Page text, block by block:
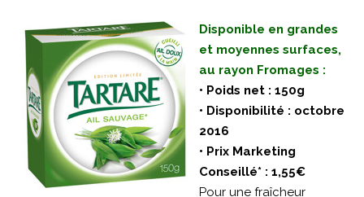
Disponible en grandes
et moyennes surfaces,
au rayon Fromages :
• Poids net : 150g
• Disponibilité : octobre
2016
• Prix Marketing
Conseillé* : 1,55€
Pour une fraîcheur